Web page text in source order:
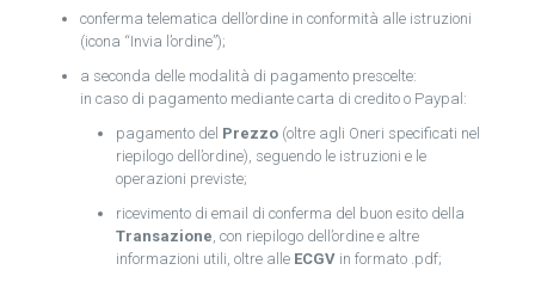
conferma telematica dell’ordine in conformità alle istruzioni
(icona “Invia l’ordine”);
a seconda delle modalità di pagamento prescelte:
in caso di pagamento mediante carta di credito o Paypal:
pagamento del Prezzo(oltre agli Oneri specificati nel
riepilogo dell’ordine), seguendo le istruzioni e le
operazioni previste;
ricevimento di email di conferma del buon esito della
Transazione, con riepilogo dell’ordine e altre
informazioni utili, oltre alle ECGVin formato .pdf;